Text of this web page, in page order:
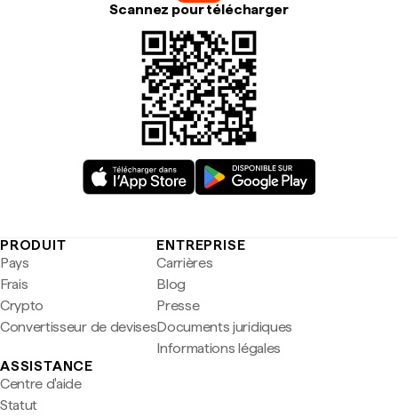
Scannez pour télécharger
PRODUIT
Pays
Frais
Crypto
Convertisseur de devises
ENTREPRISE
Carrières
Blog
Presse
Documents juridiques
Informations légales
ASSISTANCE
Centre d'aide
Statut